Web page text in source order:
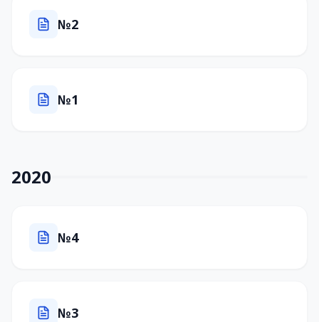
№2
№1
2020
№4
№3